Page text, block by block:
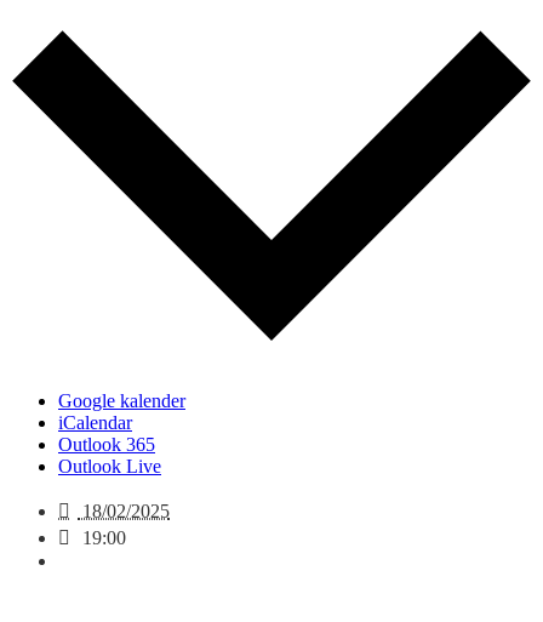
Google kalender
iCalendar
Outlook 365
Outlook Live
18/02/2025
19:00